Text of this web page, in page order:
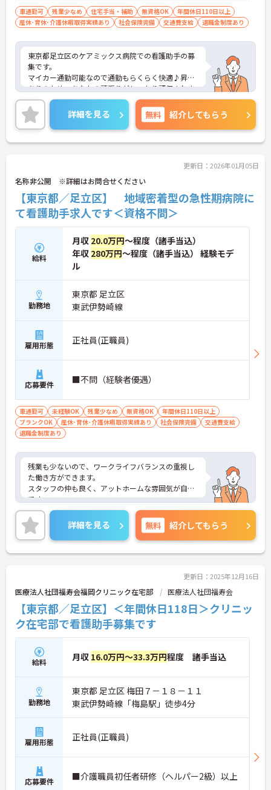
車通勤可 残業少なめ 住宅手当・補助 無資格OK
年間休日110日以上
産休･育休･介護休暇取得実績あり
社会保険完備 交通費支給 退職金制度あり
東京都足立区のケアミックス病院での看護助手の募
集です。
マイカー通勤可能なので通勤もらくらく快適♪昇給
ありのため、あなたの頑張りがしっかり評価されま
す。
ご興味のある方は、面接のポイントをお伝えします
のでお気軽にお問い合せください。
詳細を見る 無料 紹介してもらう
更新日：2026年01月05日
名称非公開 ※詳細はお問合せください
【東京都／足立区】 地域密着型の急性期病院に
て看護助手求人です＜資格不問＞
給料
月収 20.0万円～程度（諸手当込）
年収 280万円～程度（諸手当込） 経験モデ
ル
勤務地
東京都 足立区
東武伊勢崎線
雇用形態 正社員(正職員)
応募要件 ■不問（経験者優遇）
車通勤可 未経験OK 残業少なめ 無資格OK
年間休日110日以上
ブランクOK
産休･育休･介護休暇取得実績あり 社会保険完備
交通費支給
退職金制度あり
残業も少ないので、ワークライフバランスの重視し
た働き方ができます。
スタッフの仲も良く、アットホームな雰囲気が自慢
です。
ご興味ある方には、面接対策ポイントなど、詳細を
お話しいたしますのでお気軽にご相談ください。
詳細を見る 無料 紹介してもらう
更新日：2025年12月16日
医療法人社団福寿会福岡クリニック在宅部 医療法人社団福寿会
【東京都／足立区】＜年間休日118日＞クリニッ
ク在宅部で看護助手募集です
給料 月収 16.0万円～33.3万円程度 諸手当込
勤務地
東京都 足立区 梅田７－１８－１１
東武伊勢崎線「梅島駅」徒歩4分
雇用形態 正社員(正職員)
応募要件 ■介護職員初任者研修（ヘルパー2級）以上